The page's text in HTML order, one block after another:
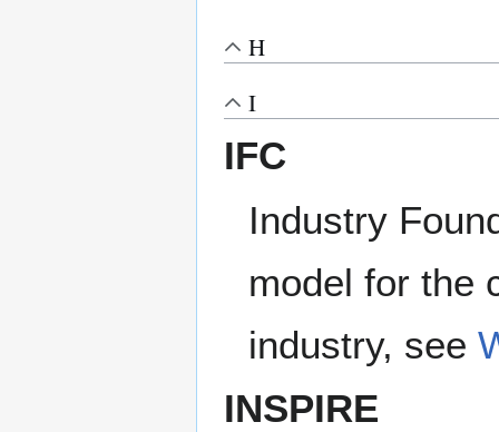
H
I
IFC
Industry
model for the
industry, see
INSPIRE